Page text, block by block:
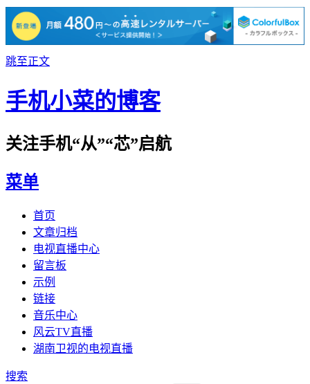
跳至正文
手机小菜的博客
关注手机“从”“芯”启航
菜单
首页
文章归档
电视直播中心
留言板
示例
链接
音乐中心
风云TV直播
湖南卫视的电视直播
搜索